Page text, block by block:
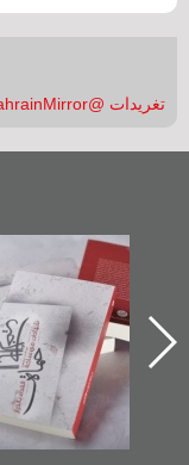
تغريدات @BahrainMirror
"حماة الباب الأخير":
الإصدار الأول عن
اعتصام الدراز
وأحداث ساحة
الفداء لمركز أوال
للدراسات والتوثيق